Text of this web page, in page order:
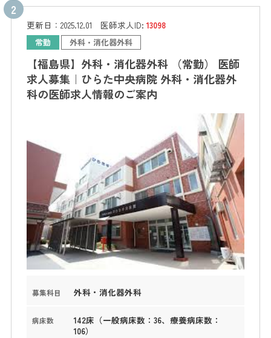
更新日： 2025.12.01 医師求人ID:13098
常勤 外科・消化器外科
【福島県】外科・消化器外科 （常勤） 医師
求人募集｜ひらた中央病院 外科・消化器外
科の医師求人情報のご案内
募集科目 外科・消化器外科
病床数
142床（一般病床数：36、療養病床数：
106）